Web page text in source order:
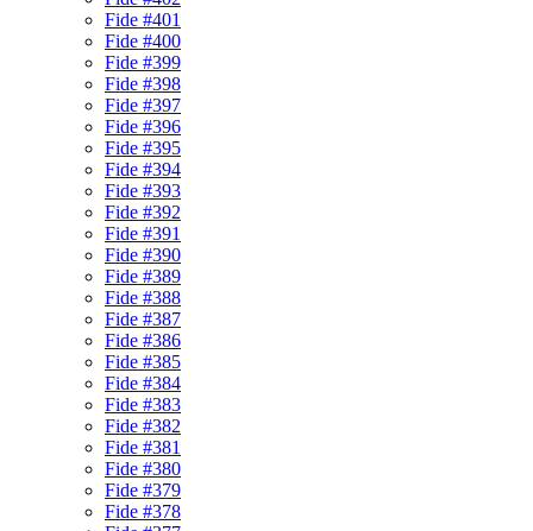
Fide #401
Fide #400
Fide #399
Fide #398
Fide #397
Fide #396
Fide #395
Fide #394
Fide #393
Fide #392
Fide #391
Fide #390
Fide #389
Fide #388
Fide #387
Fide #386
Fide #385
Fide #384
Fide #383
Fide #382
Fide #381
Fide #380
Fide #379
Fide #378